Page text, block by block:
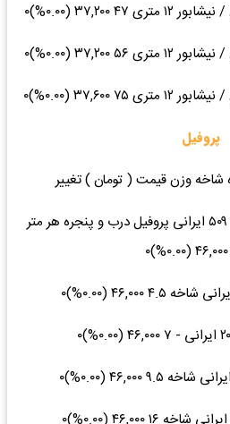
پروفیل
شاخه وزن قیمت ( تومان ) تغییر
هر کیلو پروفیل ۵۰۷ - ۵۰۸ - ۵۰۹ ایرانی پروفیل درب و پنجره هر متر